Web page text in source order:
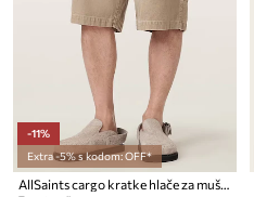
-11%
Extra -5% s kodom: OFF*
AllSaints cargo kratke hlače za muškarce od pamuka JACKSON